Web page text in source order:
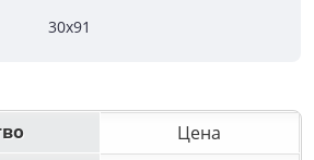
30х91
Цена